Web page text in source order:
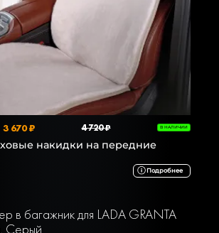
3 670 ₽ 4 720 ₽ В НАЛИЧИИ
накидки на передние
Подробнее